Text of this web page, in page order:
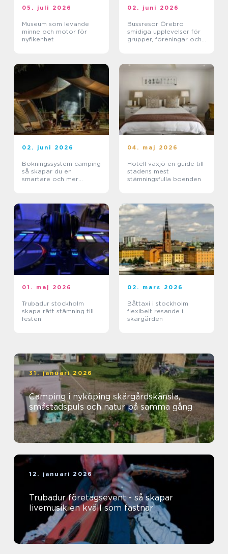
05. juli 2026
Museum som levande
minne och motor för
nyfikenhet
02. juni 2026
Bussresor Örebro
smidiga upplevelser för
grupper, föreningar och
02. juni 2026
Bokningssystem camping
så skapar du en
smartare och mer
04. maj 2026
Hotell växjö en guide till
stadens mest
stämningsfulla boenden
01. maj 2026
Trubadur stockholm
skapa rätt stämning till
festen
02. mars 2026
Båttaxi i stockholm
flexibelt resande i
skärgården
31. januari 2026
Camping i nyköping skärgårdskänsla,
småstadspuls och natur på samma gång
12. januari 2026
Trubadur företagsevent - så skapar
livemusik en kväll som fastnar